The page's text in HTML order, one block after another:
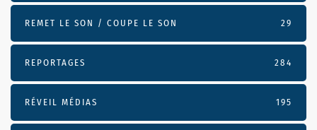
REMET LE SON / COUPE LE SON 29
REPORTAGES 284
RÉVEIL MÉDIAS 195